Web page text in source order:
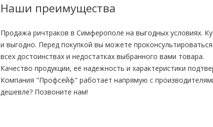
Наши преимущества
Продажа ричтраков в Симферополе на выгодных условиях.
и выгодно. Перед покупкой вы можете
всех достоинствах и недостатках выбранного вами товара.
Качество продукции, её надежность и характеристики
Компания "Профсейф" работает напрямую с
дешевле? Позвоните нам!